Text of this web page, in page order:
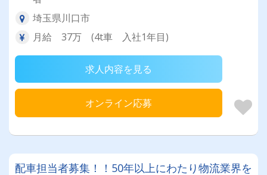
埼玉県川口市
月給 37万 (4t車 入社1年目)
求人内容を見る
オンライン応募
配車担当者募集！！50年以上にわたり物流業界を